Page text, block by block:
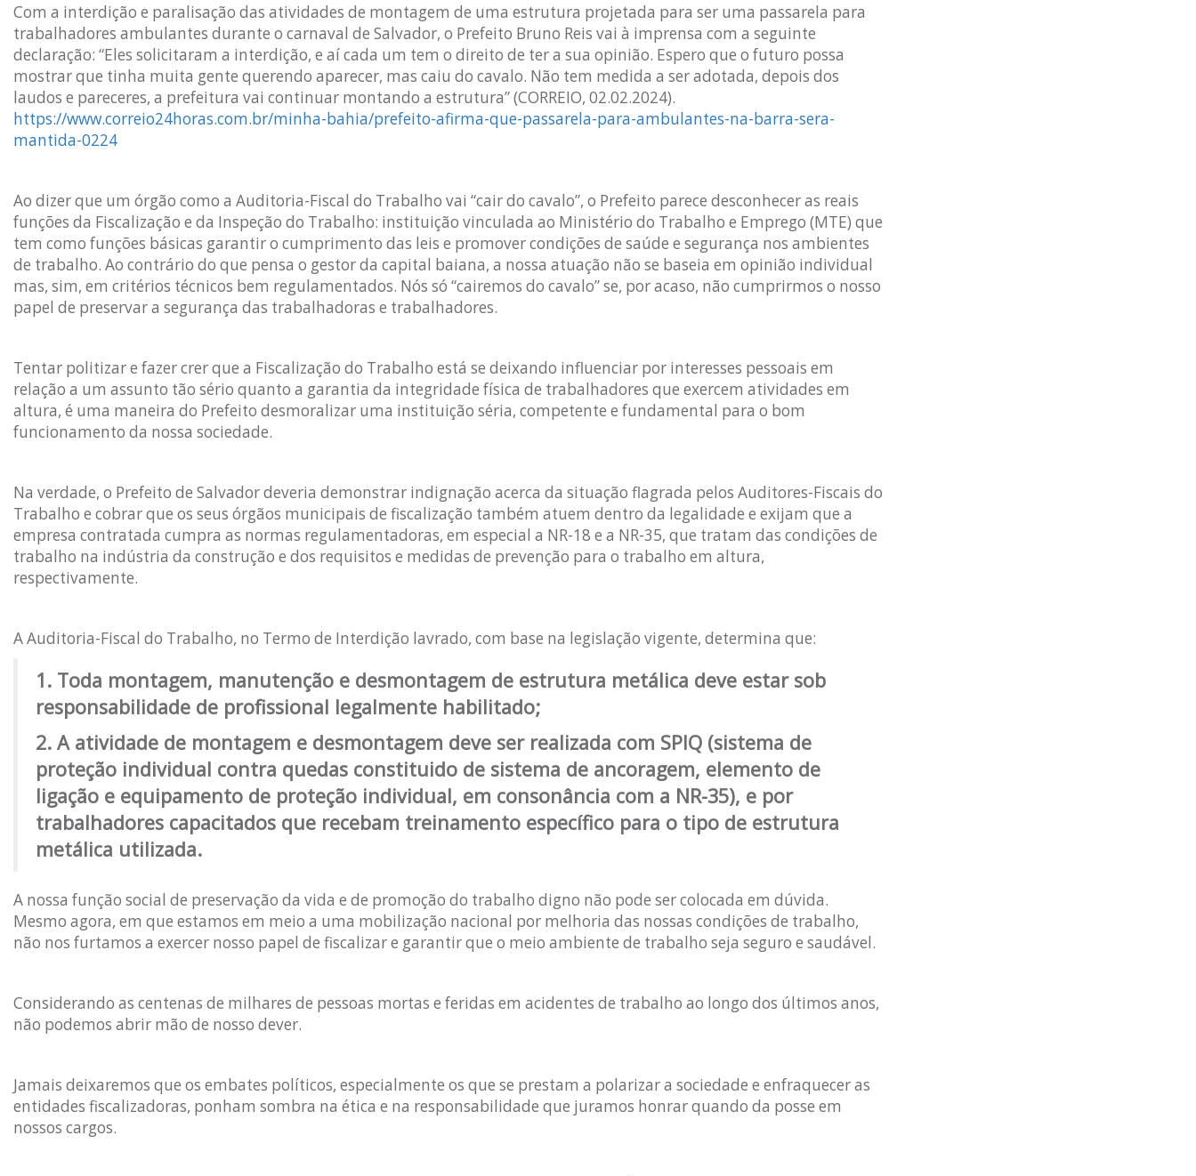
Com a interdição e paralisação das atividades de montagem de uma estrutura projetada para ser uma passarela para
trabalhadores ambulantes durante o carnaval de Salvador, o Prefeito Bruno Reis vai à imprensa com a seguinte
declaração: “Eles solicitaram a interdição, e aí cada um tem o direito de ter a sua opinião. Espero que o futuro possa
mostrar que tinha muita gente querendo aparecer, mas caiu do cavalo. Não tem medida a ser adotada, depois dos
laudos e pareceres, a prefeitura vai continuar montando a estrutura” (CORREIO, 02.02.2024).
https://www.correio24horas.com.br/minha-bahia/prefeito-afirma-que-passarela-para-ambulantes-na-barra-sera-
mantida-0224
Ao dizer que um órgão como a Auditoria-Fiscal do Trabalho vai “cair do cavalo”, o Prefeito parece desconhecer as reais
funções da Fiscalização e da Inspeção do Trabalho: instituição vinculada ao Ministério do Trabalho e Emprego (MTE) que
tem como funções básicas garantir o cumprimento das leis e promover condições de saúde e segurança nos ambientes
de trabalho. Ao contrário do que pensa o gestor da capital baiana, a nossa atuação não se baseia em opinião individual
mas, sim, em critérios técnicos bem regulamentados. Nós só “cairemos do cavalo” se, por acaso, não cumprirmos o nosso
papel de preservar a segurança das trabalhadoras e trabalhadores.
Tentar politizar e fazer crer que a Fiscalização do Trabalho está se deixando influenciar por interesses pessoais em
relação a um assunto tão sério quanto a garantia da integridade física de trabalhadores que exercem atividades em
altura, é uma maneira do Prefeito desmoralizar uma instituição séria, competente e fundamental para o bom
funcionamento da nossa sociedade.
Na verdade, o Prefeito de Salvador deveria demonstrar indignação acerca da situação flagrada pelos Auditores-Fiscais do
Trabalho e cobrar que os seus órgãos municipais de fiscalização também atuem dentro da legalidade e exijam que a
empresa contratada cumpra as normas regulamentadoras, em especial a NR-18 e a NR-35, que tratam das condições de
trabalho na indústria da construção e dos requisitos e medidas de prevenção para o trabalho em altura,
respectivamente.
A Auditoria-Fiscal do Trabalho, no Termo de Interdição lavrado, com base na legislação vigente, determina que:
1. Toda montagem, manutenção e desmontagem de estrutura metálica deve estar sob
responsabilidade de profissional legalmente habilitado;
2. A atividade de montagem e desmontagem deve ser realizada com SPIQ (sistema de
proteção individual contra quedas constituido de sistema de ancoragem, elemento de
ligação e equipamento de proteção individual, em consonância com a NR-35), e por
trabalhadores capacitados que recebam treinamento específico para o tipo de estrutura
metálica utilizada.
A nossa função social de preservação da vida e de promoção do trabalho digno não pode ser colocada em dúvida.
Mesmo agora, em que estamos em meio a uma mobilização nacional por melhoria das nossas condições de trabalho,
não nos furtamos a exercer nosso papel de fiscalizar e garantir que o meio ambiente de trabalho seja seguro e saudável.
Considerando as centenas de milhares de pessoas mortas e feridas em acidentes de trabalho ao longo dos últimos anos,
não podemos abrir mão de nosso dever.
Jamais deixaremos que os embates políticos, especialmente os que se prestam a polarizar a sociedade e enfraquecer as
entidades fiscalizadoras, ponham sombra na ética e na responsabilidade que juramos honrar quando da posse em
nossos cargos.